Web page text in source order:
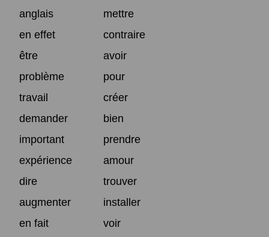
anglais
mettre
en effet
contraire
être
avoir
problème
pour
travail
créer
demander
bien
important
prendre
expérience
amour
dire
trouver
augmenter
installer
en fait
voir